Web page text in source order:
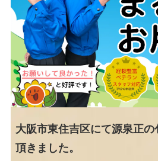
大阪市東住吉区にて源泉正
頂きました。